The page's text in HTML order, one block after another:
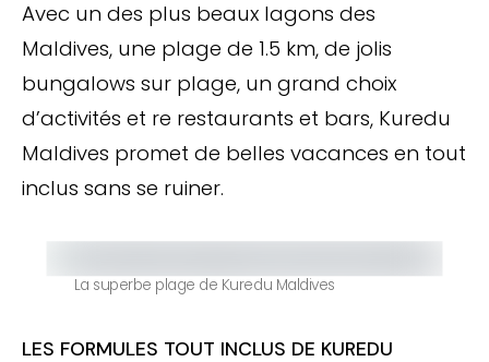
Avec un des plus beaux lagons des
Maldives, une plage de 1.5 km, de jolis
bungalows sur plage, un grand choix
d’activités et re restaurants et bars, Kuredu
Maldives promet de belles vacances en tout
inclus sans se ruiner.
La superbe plage de Kuredu Maldives
LES FORMULES TOUT INCLUS DE KUREDU